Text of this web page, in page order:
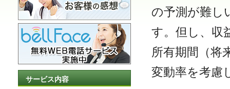
の予測が難し
す。但し、収
所有期間（将
変動率を考慮
サービス内容